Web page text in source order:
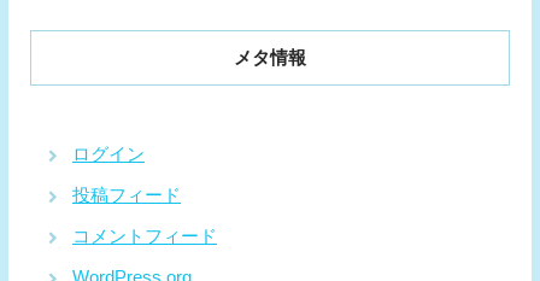
メタ情報
ログイン
投稿フィード
コメントフィード
WordPress.org